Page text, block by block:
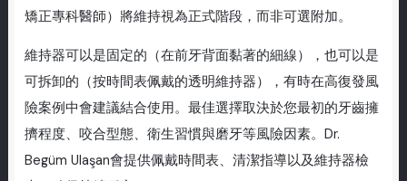
矯正專科醫師）將維持視為正式階段，而非可選附加。
維持器可以是固定的（在前牙背面黏著的細線），也可以是
可拆卸的（按時間表佩戴的透明維持器），有時在高復發風
險案例中會建議結合使用。最佳選擇取決於您最初的牙齒擁
擠程度、咬合型態、衛生習慣與磨牙等風險因素。Dr.
Begüm Ulaşan會提供佩戴時間表、清潔指導以及維持器檢